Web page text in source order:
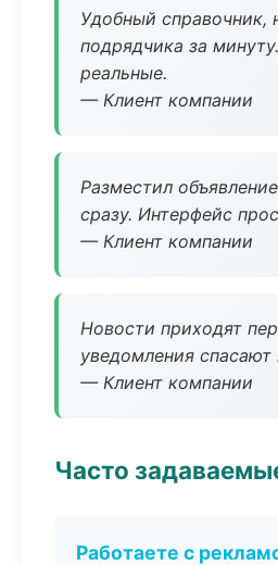
Удобный справочник,
подрядчика за
реальные.
— Клиент компании
Разместил
сразу. Интерфейс
— Клиент компании
Новости приходят
уведомления спасают
— Клиент компании
Часто
Работаете с